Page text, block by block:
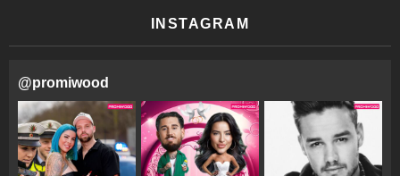
INSTAGRAM
@promiwood